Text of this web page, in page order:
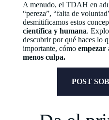
A menudo, el TDAH en
“pereza”, “falta de
desmitificamos estos
científica y humana.
descubrir por qué haces lo
importante, cómoempezar
menos culpa.
POST